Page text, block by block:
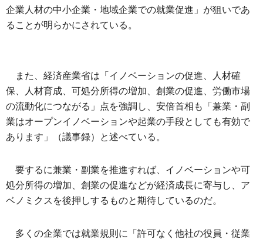
企業人材の中小企業・地域企業での就業促進」が狙いであ
ることが明らかにされている。
また、経済産業省は「イノベーションの促進、人材確
保、人材育成、可処分所得の増加、創業の促進、労働市場
の流動化につながる」点を強調し、安倍首相も「兼業・副
業はオープンイノベーションや起業の手段としても有効で
あります」（議事録）と述べている。
要するに兼業・副業を推進すれば、イノベーションや可
処分所得の増加、創業の促進などが経済成長に寄与し、ア
ベノミクスを後押しするものと期待しているのだ。
多くの企業では就業規則に「許可なく他社の役員・従業